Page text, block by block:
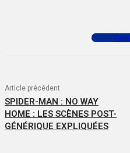
Article précédent
SPIDER-MAN : NO WAY
HOME : LES SCÈNES POST-
GÉNÉRIQUE EXPLIQUÉES